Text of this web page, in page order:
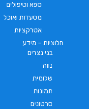
ספא וטיפולים
מסעדות ואוכל
אטרקציות
חלוציות – מידע
בני נצרים
נווה
שלומית
תמונות
סרטונים